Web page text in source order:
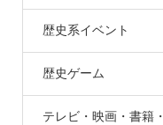
歴史系イベント
歴史ゲーム
テレビ・映画・書籍